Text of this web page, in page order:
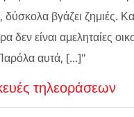
δύσκολα βγάζει ζημιές.
δεν είναι αμεληταίες
αυτά, [...]"
τηλεοράσεων